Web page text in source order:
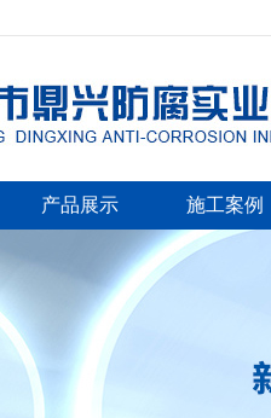
产品展示 施工案例